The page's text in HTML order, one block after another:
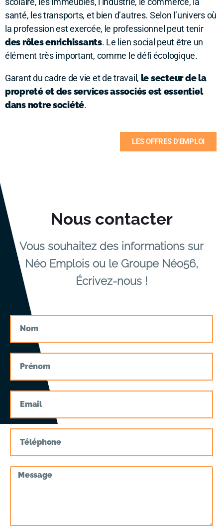
santé, les transports, et bien d’autres. Selon l’univers où
la profession est exercée, le professionnel peut tenir
des rôles enrichissants. Le lien social peut être un
élément très important, comme le défi écologique.
Garant du cadre de vie et de travail, le secteur de la
propreté et des services associés est essentiel
dans notre société.
LES OFFRES D'EMPLOI
Nous contacter
Vous souhaitez des informations sur
Néo Emplois ou le Groupe Néo56,
Écrivez-nous !